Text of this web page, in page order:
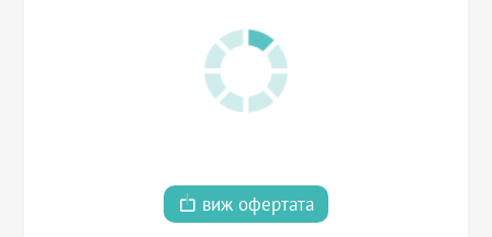
виж офертата